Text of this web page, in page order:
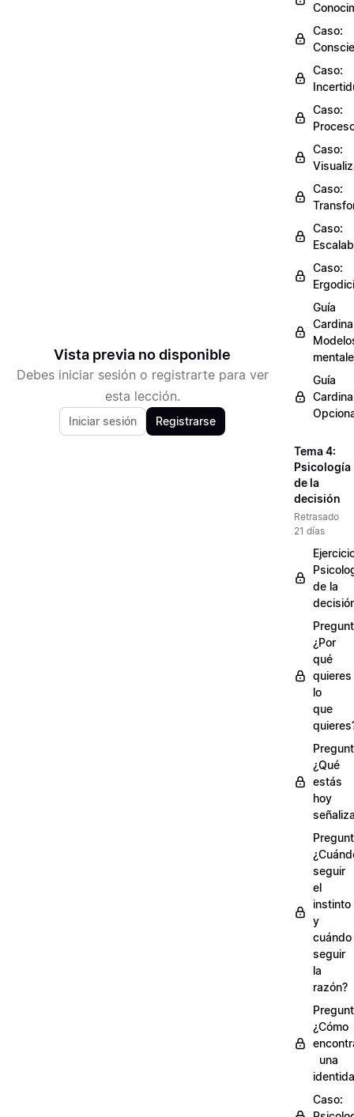
Vista previa no disponible
Debes iniciar sesión o registrarte para ver
esta lección.
Iniciar sesión Registrarse
Caso:
Caso:
Caso:
Caso:
Caso:
Caso:
Caso:
Guía
Guía
Tema 4:
Psicología
de la
decisión
Retrasado
21 días
de la
¿Por
qué
quieres
lo
que
¿Qué
estás
hoy
seguir
el
instinto
y
cuándo
seguir
la
razón?
¿Cómo
una
Caso: